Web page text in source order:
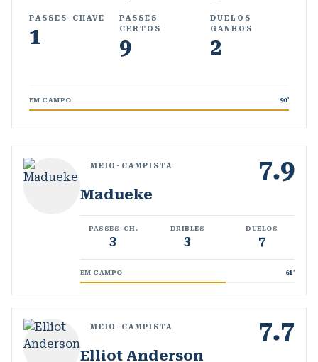
PASSES-CHAVE
1
PASSES
CERTOS
9
DUELOS
GANHOS
2
EM CAMPO 90'
MEIO-CAMPISTA 7.9
Madueke
PASSES-CH.
3
DRIBLES
3
DUELOS
7
EM CAMPO 61'
MEIO-CAMPISTA 7.7
Elliot Anderson